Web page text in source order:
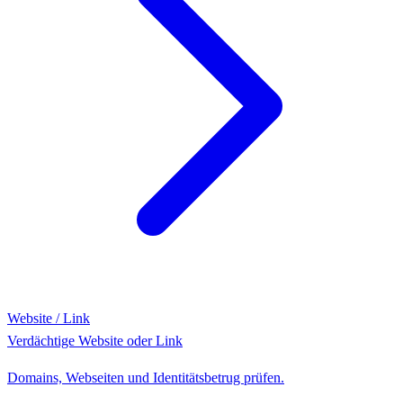
Website / Link
Verdächtige Website oder Link
Domains, Webseiten und Identitätsbetrug prüfen.